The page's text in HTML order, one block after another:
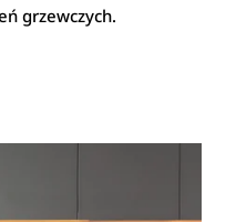
grzewczych.